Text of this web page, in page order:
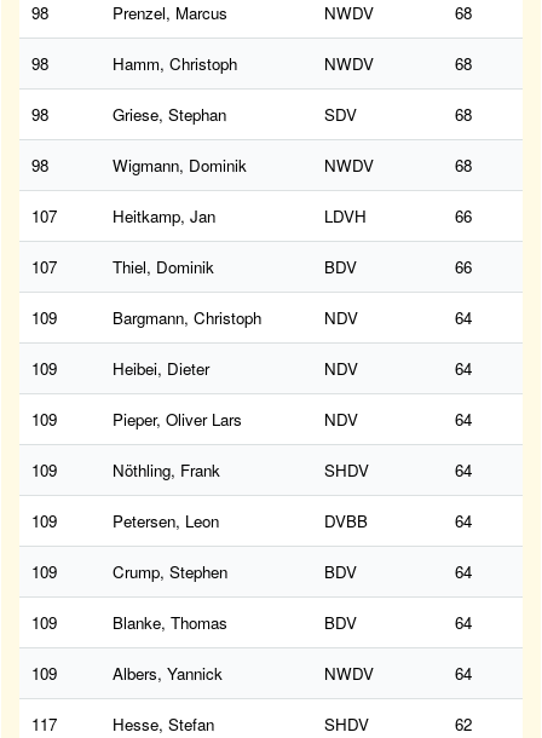
98 Prenzel, Marcus NWDV 68
98 Hamm, Christoph NWDV 68
98 Griese, Stephan SDV 68
98 Wigmann, Dominik NWDV 68
107 Heitkamp, Jan LDVH 66
107 Thiel, Dominik BDV 66
109 Bargmann, Christoph NDV 64
109 Heibei, Dieter NDV 64
109 Pieper, Oliver Lars NDV 64
109 Nöthling, Frank SHDV 64
109 Petersen, Leon DVBB 64
109 Crump, Stephen BDV 64
109 Blanke, Thomas BDV 64
109 Albers, Yannick NWDV 64
117 Hesse, Stefan SHDV 62